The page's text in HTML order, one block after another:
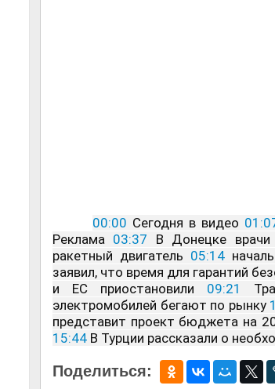
00:00 Сегодня в видео
Реклама 03:37 В Донецке врачи
ракетный двигатель 05:14
заявил, что время для гарантий
и ЕС приостановили 09:21
электромобилей бегают по рынку
представит проект бюджета на
15:44 В Турции рассказали о
Поделиться: